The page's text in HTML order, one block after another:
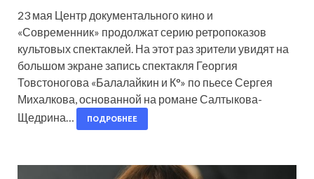
23 мая Центр документального кино и
«Современник» продолжат серию ретропоказов
культовых спектаклей. На этот раз зрители увидят на
большом экране запись спектакля Георгия
Товстоногова «Балалайкин и К°» по пьесе Сергея
Михалкова, основанной на романе Салтыкова-
Щедрина…
ПОДРОБНЕЕ